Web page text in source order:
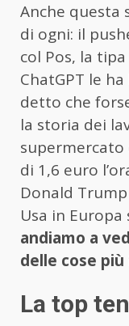
Anche questa
di ogni: il
col Pos, la
ChatGPT le
detto che
la storia dei
supermercato
di 1,6 euro
Donald
Usa in Europa
andiamo a
delle cose
La top